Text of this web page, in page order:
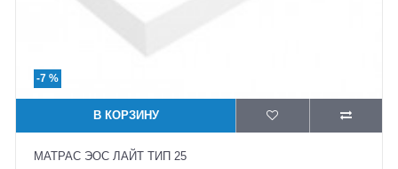
-7 %
В КОРЗИНУ
МАТРАС ЭОС ЛАЙТ ТИП 25